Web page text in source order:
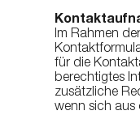
Im Rahmen
für die
berechtigtes
zusätzliche
wenn sich aus